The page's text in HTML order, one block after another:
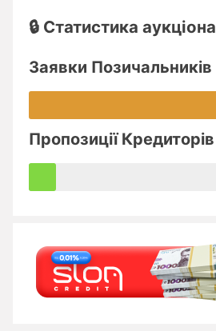
🔒 Статистика аукціона
Заявки Позичальників
Пропозиції Кредиторів